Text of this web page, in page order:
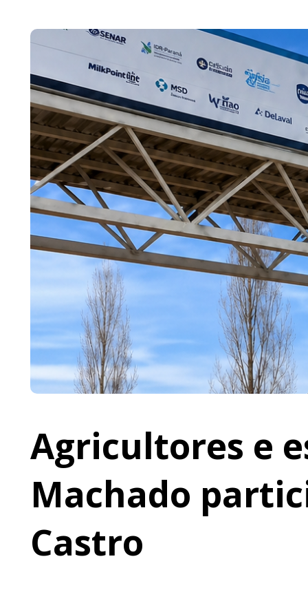
Agricultores e
Machado
Castro